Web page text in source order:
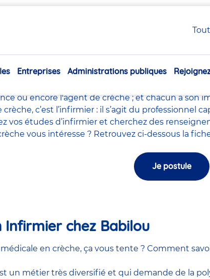
Entreprises Administrations publiques
métiersdans le milieu de la petite enfance tels
ou encorel'agent de crèche; et chacun a son
c’est l’infirmier : il s’agit du professionnel
vos études d’infirmier et cherchez des
vous intéresse ? Retrouvez ci-dessous la
Je postule
Infirmier chez Babilou
en crèche, ça vous tente ? Comment
un métier très diversifié et qui demande de la